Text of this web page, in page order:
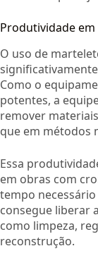
Produtividade em
O uso de
Como o
potentes, a
remover
que em métodos
Essa
em obras com
tempo
consegue liberar
como limpeza,
reconstrução.